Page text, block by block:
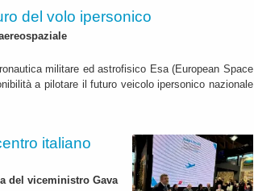
del volo ipersonico
militare ed astrofisico Esa (European Space
a pilotare il futuro veicolo ipersonico nazionale
italiano
del viceministro Gava